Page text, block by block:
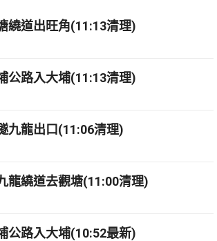
繞道出旺角(11:13清理)
公路入大埔(11:13清理)
九龍出口(11:06清理)
龍繞道去觀塘(11:00清理)
公路入大埔(10:52最新)